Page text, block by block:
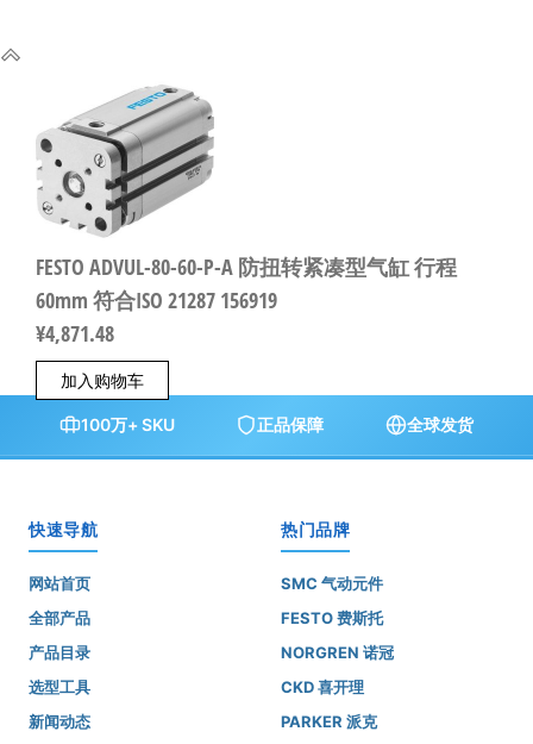
FESTO ADVUL-80-60-P-A 防扭转紧凑型气缸 行程
60mm 符合ISO 21287 156919
¥4,871.48
加入购物车
100万+ SKU 正品保障 全球发货
快速导航
网站首页
全部产品
产品目录
选型工具
新闻动态
热门品牌
SMC 气动元件
FESTO 费斯托
NORGREN 诺冠
CKD 喜开理
PARKER 派克